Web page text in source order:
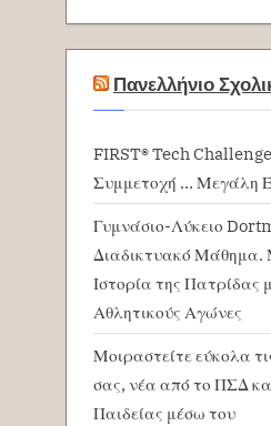
Πανελλήνιο
FIRST® Tech
Συμμετοχή … Μεγάλη
Γυμνάσιο-Λύκειο
Διαδικτυακό Μάθημα.
Ιστορία της Πατρίδας
Αθλητικούς Αγώνες
Μοιραστείτε εύκολα
σας, νέα από το ΠΣΔ
Παιδείας μέσω του